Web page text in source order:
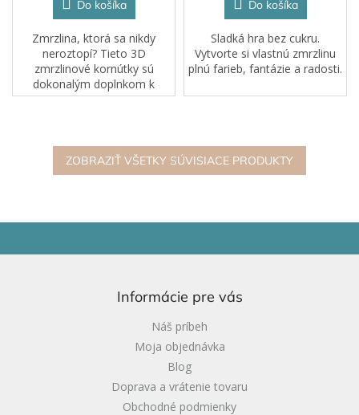
Do košíka
Zmrzlina, ktorá sa nikdy
neroztopí? Tieto 3D
zmrzlinové kornútky sú
dokonalým doplnkom k
senzorickým hrám alebo na
predstierať, že servírujú
sladké...
Do košíka
Sladká hra bez cukru.
Vytvorte si vlastnú zmrzlinu
plnú farieb, fantázie a radosti.
ZOBRAZIŤ VŠETKY SÚVISIACE PRODUKTY
Informácie pre vás
Náš príbeh
Moja objednávka
Blog
Doprava a vrátenie tovaru
Obchodné podmienky